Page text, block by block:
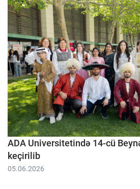
ADA Universitetində 14-cü
keçirilib
05.06.2026